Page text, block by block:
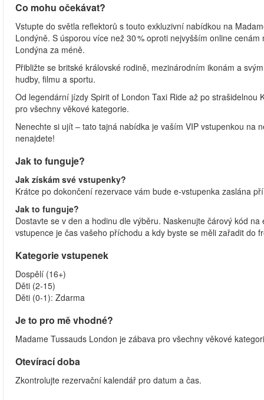
Co mohu očekávat?
Vstupte do světla reflektorů s touto exkluzivní nabídkou na
Londýně. S úsporou více než 30 % oproti nejvyšším online
Londýna za méně.
Přibližte se britské královské rodině, mezinárodním ikonám a
hudby, filmu a sportu.
Od legendární jízdy Spirit of London Taxi Ride až po
pro všechny věkové kategorie.
Nenechte si ujít – tato tajná nabídka je vaším VIP vstupenkou na
nenajdete!
Jak to funguje?
Jak získám své vstupenky?
Krátce po dokončení rezervace vám bude e‑vstupenka zaslána
Jak to funguje?
Dostavte se v den a hodinu dle výběru. Naskenujte čárový kód
vstupence je čas vašeho příchodu a kdy byste se měli zařadit do
Kategorie vstupenek
Dospělí (16+)
Děti (2‑15)
Děti (0‑1): Zdarma
Je to pro mě vhodné?
Madame Tussauds London je zábava pro všechny věkové
Otevírací doba
Zkontrolujte rezervační kalendář pro datum a čas.